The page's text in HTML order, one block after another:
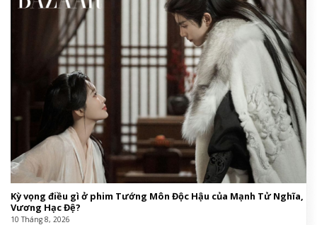
Kỳ vọng điều gì ở phim Tướng Môn Độc Hậu của Mạnh Tử Nghĩa,
Vương Hạc Đệ?
10 Tháng 8, 2026